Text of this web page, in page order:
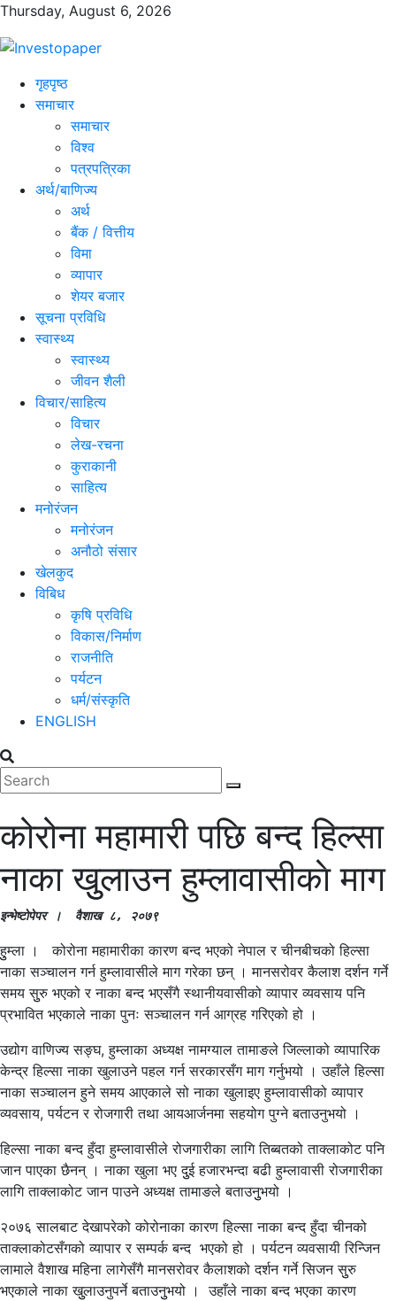
Thursday, August 6, 2026
गृहपृष्ठ
समाचार
समाचार
विश्व
पत्रपत्रिका
अर्थ/बाणिज्य
अर्थ
बैंक / वित्तीय
विमा
व्यापार
शेयर बजार
सूचना प्रविधि
स्वास्थ्य
स्वास्थ्य
जीवन शैली
विचार/साहित्य
विचार
लेख-रचना
कुराकानी
साहित्य
मनोरंजन
मनोरंजन
अनौठो संसार
खेलकुद
विबिध
कृषि प्रविधि
विकास/निर्माण
राजनीति
पर्यटन
धर्म/संस्कृति
ENGLISH
कोरोना महामारी पछि बन्द हिल्सा
नाका खुुलाउन हुम्लावासीकाे माग
इन्भेष्टाेपेपर ।  वैशाख ८, २०७९
हुुम्ला । कोरोना महामारीका कारण बन्द भएको नेपाल र चीनबीचको हिल्सा
नाका सञ्चालन गर्न हुम्लावासीले माग गरेका छन् । मानसरोवर कैलाश दर्शन गर्ने
समय सुुरु भएको र नाका बन्द भएसँगै स्थानीयवासीको व्यापार व्यवसाय पनि
प्रभावित भएकाले नाका पुनः सञ्चालन गर्न आग्रह गरिएको हो ।
उद्योग वाणिज्य सङ्घ, हुम्लाका अध्यक्ष नामग्याल तामाङले जिल्लाको व्यापारिक
केन्द्र हिल्सा नाका खुलाउने पहल गर्न सरकारसँग माग गर्नुभयो । उहाँले हिल्सा
नाका सञ्चालन हुने समय आएकाले सो नाका खुलाइए हुम्लावासीको व्यापार
व्यवसाय, पर्यटन र रोजगारी तथा आयआर्जनमा सहयोग पुग्ने बताउनुभयो ।
हिल्सा नाका बन्द हुँदा हुम्लावासीले रोजगारीका लागि तिब्बतको ताक्लाकोट पनि
जान पाएका छैनन् । नाका खुला भए दुुई हजारभन्दा बढी हुम्लावासी रोजगारीका
लागि ताक्लाकोट जान पाउने अध्यक्ष तामाङले बताउनुुभयो ।
२०७६ सालबाट देखापरेको कोरोनाका कारण हिल्सा नाका बन्द हुँदा चीनको
ताक्लाकोटसँगको व्यापार र सम्पर्क बन्द भएको हो । पर्यटन व्यवसायी रिन्जिन
लामाले वैशाख महिना लागेसँगै मानसरोवर कैलाशको दर्शन गर्ने सिजन सुुरु
भएकाले नाका खुुलाउनुपर्ने बताउनुुभयो । उहाँले नाका बन्द भएका कारण